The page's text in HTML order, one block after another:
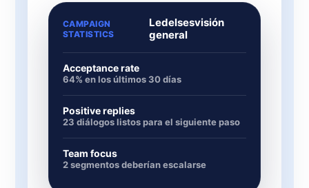
CAMPAIGN
STATISTICS
Ledelsesvisión
general
Acceptance rate
64% en los últimos 30 días
Positive replies
23 diálogos listos para el siguiente paso
Team focus
2 segmentos deberían escalarse